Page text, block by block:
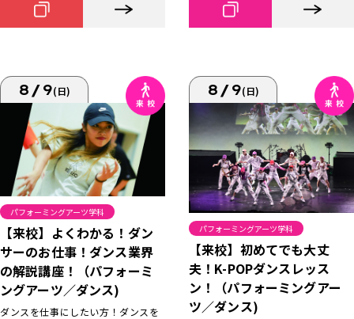
8/9(日)
パフォーミングアーツ学科
【来校】よくわかる！ダン
サーのお仕事！ダンス業界
の解説講座！（パフォーミ
ングアーツ／ダンス)
ダンスを仕事にしたい方！ダンスを
8/9(日)
パフォーミングアーツ学科
【来校】初めてでも大丈
夫！K-POPダンスレッス
ン！（パフォーミングアー
ツ／ダンス)